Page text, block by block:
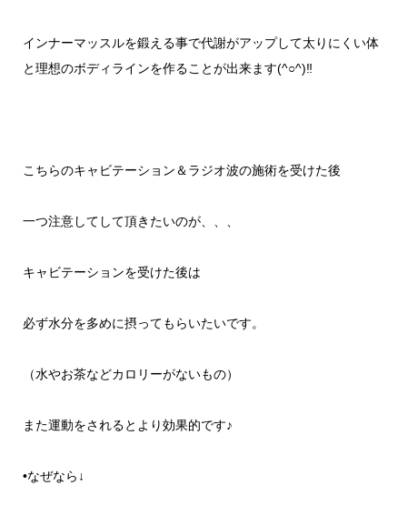
インナーマッスルを鍛える事で代謝がアップして太りにくい体
と理想のボディラインを作ることが出来ます(^○^)‼︎
こちらのキャビテーション＆ラジオ波の施術を受けた後
一つ注意してして頂きたいのが、、、
キャビテーションを受けた後は
必ず水分を多めに摂ってもらいたいです。
（水やお茶などカロリーがないもの）
また運動をされるとより効果的です♪
•なぜなら ↓